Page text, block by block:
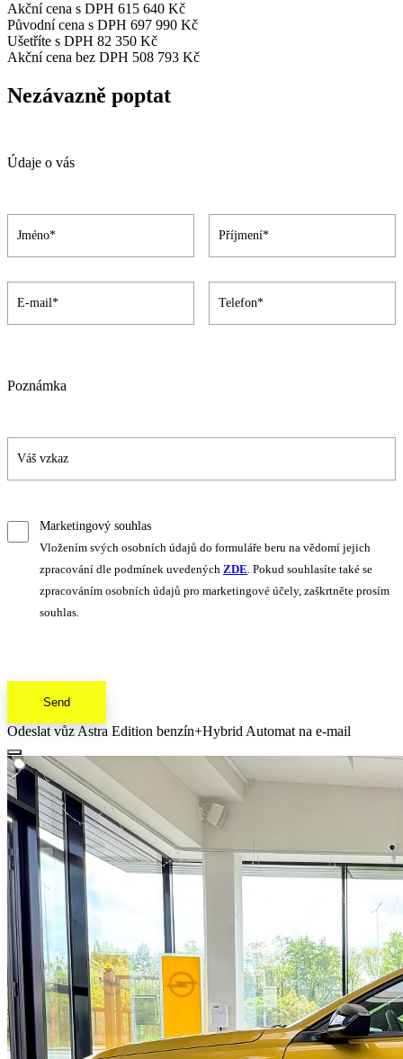
Akční cena s DPH 615 640 Kč
Původní cena s DPH 697 990 Kč
Ušetříte s DPH 82 350 Kč
Akční cena bez DPH 508 793 Kč
Nezávazně poptat
Údaje o vás
Poznámka
Marketingový souhlas
Vložením svých osobních údajů do formuláře beru na vědomí jejich
zpracování dle podmínek uvedených ZDE. Pokud souhlasíte také se
zpracováním osobních údajů pro marketingové účely, zaškrtněte prosím
souhlas.
Send
Odeslat vůz Astra Edition benzín+Hybrid Automat na e-mail